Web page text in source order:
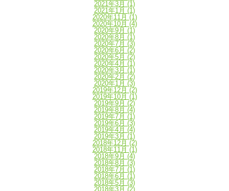
2021年3月 (1)
2021年1月 (1)
2020年11月 (1)
2020年10月 (4)
2020年9月 (1)
2020年8月 (1)
2020年7月 (3)
2020年6月 (2)
2020年5月 (2)
2020年4月 (1)
2020年3月 (1)
2020年2月 (2)
2020年1月 (3)
2019年12月 (2)
2019年10月 (1)
2019年9月 (2)
2019年8月 (4)
2019年7月 (1)
2019年6月 (3)
2019年4月 (4)
2019年3月 (1)
2018年12月 (2)
2018年11月 (1)
2018年9月 (4)
2018年8月 (3)
2018年7月 (1)
2018年6月 (1)
2018年5月 (3)
2018年3月 (2)